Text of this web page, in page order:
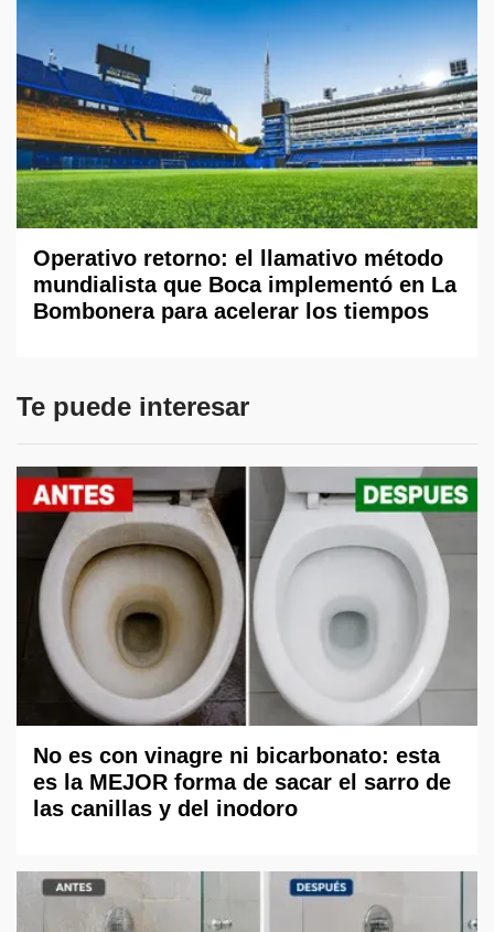
Operativo retorno: el llamativo método
mundialista que Boca implementó en La
Bombonera para acelerar los tiempos
Te puede interesar
No es con vinagre ni bicarbonato: esta
es la MEJOR forma de sacar el sarro de
las canillas y del inodoro